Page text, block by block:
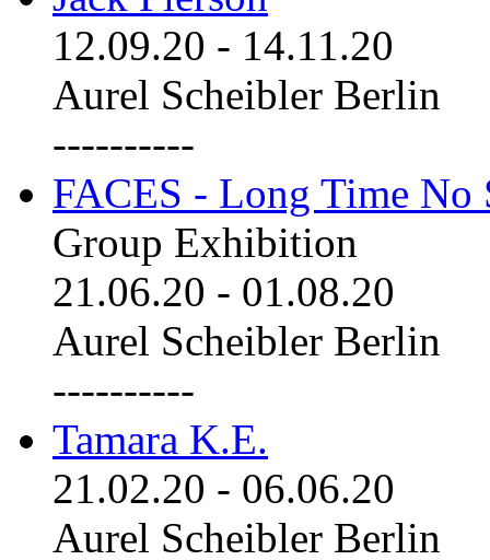
12.09.20 - 14.11.20
Aurel Scheibler Berlin
----------
FACES - Long Time No
Group Exhibition
21.06.20 - 01.08.20
Aurel Scheibler Berlin
----------
Tamara K.E.
21.02.20 - 06.06.20
Aurel Scheibler Berlin